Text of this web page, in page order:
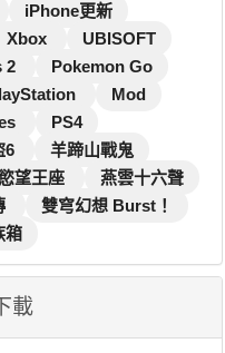
iPhone更新
Xbox
UBISOFT
2
Pokemon Go
Mod
PS4
6
羊蹄山戰鬼
望王座
燕雲十六聲
雙穹幻想 Burst！
箱
載